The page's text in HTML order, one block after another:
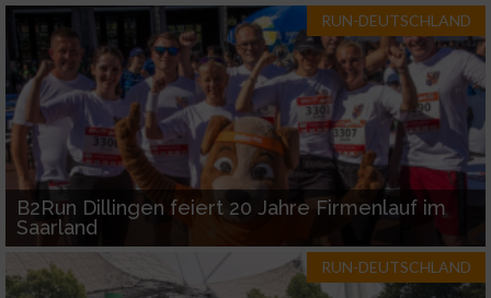
RUN-DEUTSCHLAND
B2Run Dillingen feiert 20 Jahre Firmenlauf im
Saarland
RUN-DEUTSCHLAND